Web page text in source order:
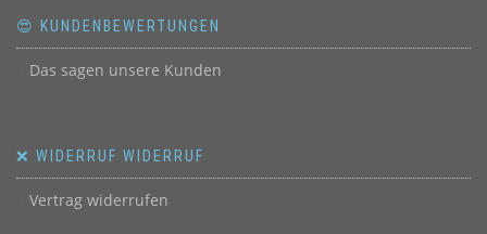
😍 KUNDENBEWERTUNGEN
Das sagen unsere Kunden
❌ WIDERRUF WIDERRUF
Vertrag widerrufen